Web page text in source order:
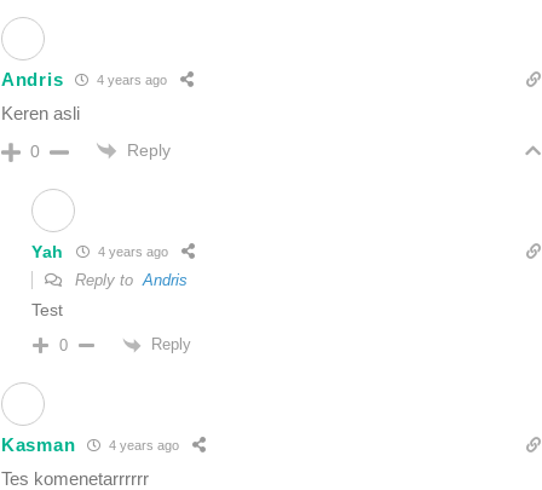
Andris 4 years ago
Keren asli
0 Reply
Yah 4 years ago
Reply to Andris
Test
0 Reply
Kasman 4 years ago
Tes komenetarrrrrr